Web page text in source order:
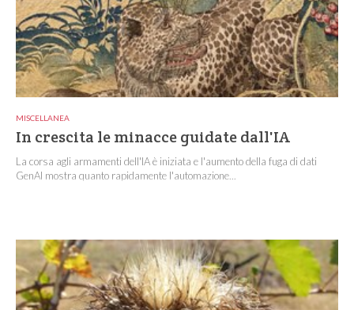
MISCELLANEA
In crescita le minacce guidate dall'IA
La corsa agli armamenti dell'IA è iniziata e l'aumento della fuga di dati
GenAI mostra quanto rapidamente l'automazione...